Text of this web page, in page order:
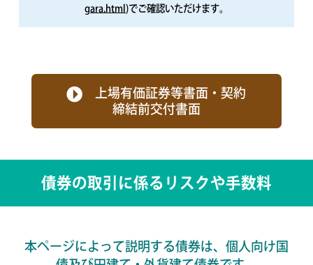
gara.html )でご確認いただけます。
上場有価証券等書面・契約
締結前交付書面
債券の取引に係るリスクや手数料
本ページによって説明する債券は、 個人向け国